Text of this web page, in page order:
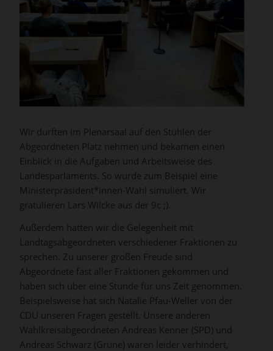
Wir durften im Plenarsaal auf den Stühlen der
Abgeordneten Platz nehmen und bekamen einen
Einblick in die Aufgaben und Arbeitsweise des
Landesparlaments. So wurde zum Beispiel eine
Ministerpräsident*innen-Wahl simuliert. Wir
gratulieren Lars Wilcke aus der 9c ;).
Außerdem hatten wir die Gelegenheit mit
Landtagsabgeordneten verschiedener Fraktionen zu
sprechen. Zu unserer großen Freude sind
Abgeordnete fast aller Fraktionen gekommen und
haben sich über eine Stunde für uns Zeit genommen.
Beispielsweise hat sich Natalie Pfau-Weller von der
CDU unseren Fragen gestellt. Unsere anderen
Wahlkreisabgeordneten Andreas Kenner (SPD) und
Andreas Schwarz (Grüne) waren leider verhindert,